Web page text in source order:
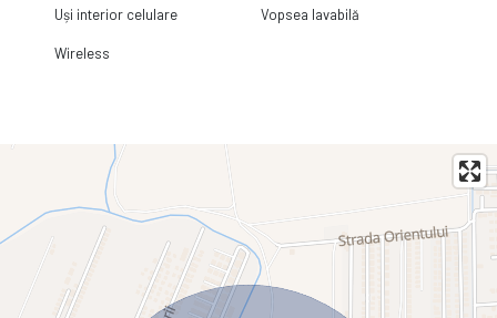
Uși interior celulare Vopsea lavabilă
Wireless